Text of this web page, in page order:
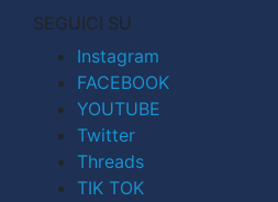
SEGUICI SU
Instagram
FACEBOOK
YOUTUBE
Twitter
Threads
TIK TOK